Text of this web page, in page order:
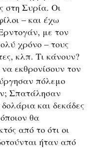
στη Συρία. Οι
– και έχω
με τον
χρόνο – τους
κλπ. Τι κάνουν?
εκθρονίσουν τον
πόλεμο
Σπατάλησαν
και δεκάδες
θα
από το ότι οι
ήταν από